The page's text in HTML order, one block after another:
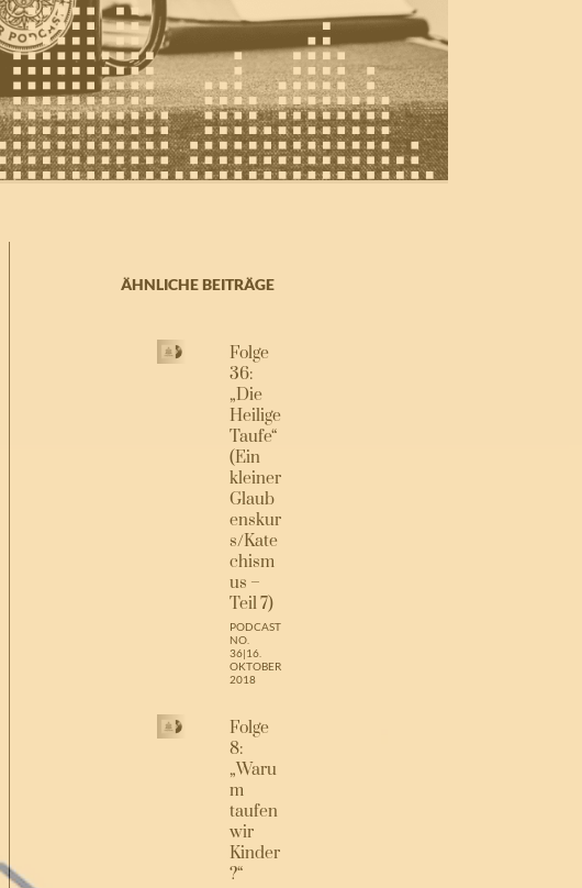
ÄHNLICHE BEITRÄGE
Folge
36:
„Die
Heilige
Taufe“
(Ein
kleiner
Glaub
enskur
s/Kate
chism
us –
Teil 7)
PODCAST
NO.
36|16.
OKTOBER
2018
Folge
8:
„Waru
m
taufen
wir
Kinder
?“